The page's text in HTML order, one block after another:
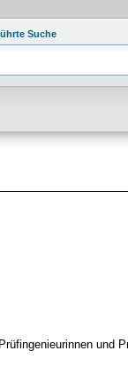
Suche
und